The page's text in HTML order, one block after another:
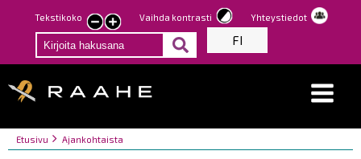
Hyppää
pääsisältöön
Tekstikoko
Pienennä
tekstin
kokoa
Suurenna
tekstin
kokoa
Vaihda kontrasti Yhteystiedot
FI
Breadcrumbs
You
Etusivu Ajankohtaista